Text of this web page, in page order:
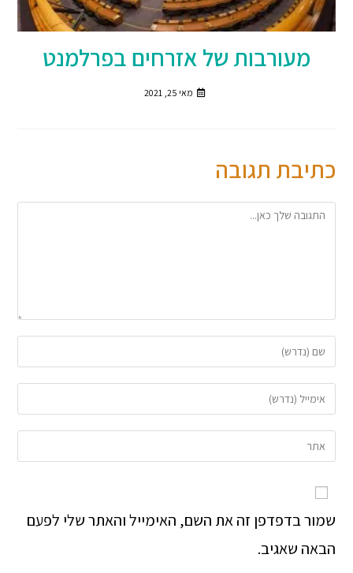
מעורבות של אזרחים בפרלמנט
מאי 25, 2021
כתיבת תגובה
שמור בדפדפן זה את השם, האימייל והאתר שלי לפעם
הבאה שאגיב.